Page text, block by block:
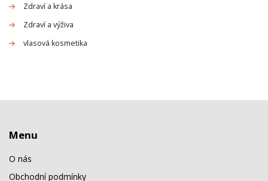
Zdraví a krása
Zdraví a výživa
vlasová kosmetika
Menu
O nás
Obchodní podmínky